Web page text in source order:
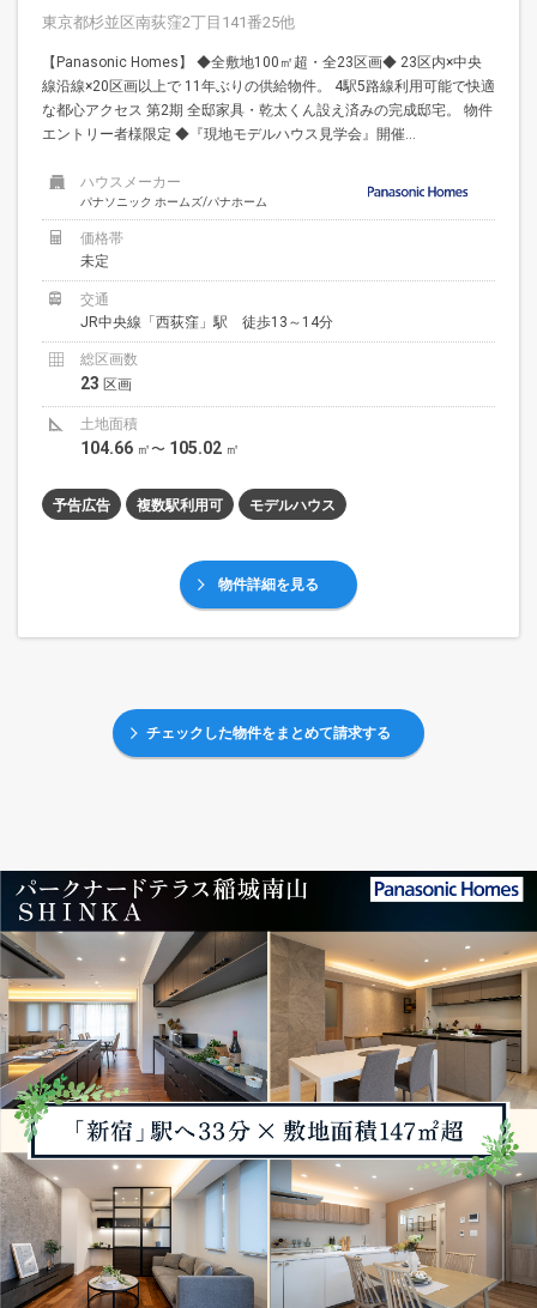
東京都杉並区南荻窪2丁目141番25他
【Panasonic Homes】 ◆全敷地100㎡超・全23区画◆ 23区内×中央
線沿線×20区画以上で 11年ぶりの供給物件。 4駅5路線利用可能で快適
な都心アクセス 第2期 全邸家具・乾太くん設え済みの完成邸宅。 物件
エントリー者様限定 ◆『現地モデルハウス見学会』開催...
ハウスメーカー
パナソニック ホームズ/パナホーム
価格帯
未定
交通
JR中央線「西荻窪」駅 徒歩13～14分
総区画数
23 区画
土地面積
104.66 ㎡〜 105.02 ㎡
予告広告 複数駅利用可 モデルハウス
物件詳細を見る
チェックした物件をまとめて請求する